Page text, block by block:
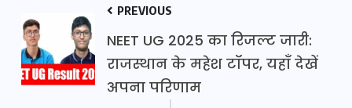
PREVIOUS
NEET UG 2025 का रिजल्ट जारी:
राजस्थान के महेश टॉपर, यहाँ देखें
अपना परिणाम